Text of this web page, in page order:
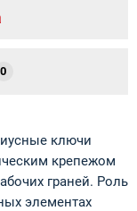
0
ключи
крепежом
граней. Роль
элементах